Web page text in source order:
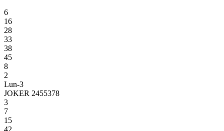
6
16
28
33
38
45
8
2
Lun-3
JOKER 2455378
3
7
15
42